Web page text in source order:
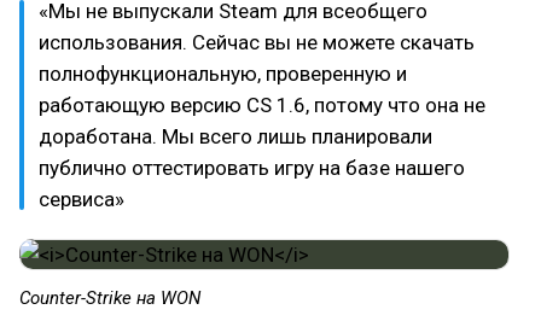
«Мы не выпускали Steam для всеобщего
использования. Сейчас вы не можете скачать
полнофункциональную, проверенную и
работающую версию CS 1.6, потому что она не
доработана. Мы всего лишь планировали
публично оттестировать игру на базе нашего
сервиса»
Counter-Strike на WON